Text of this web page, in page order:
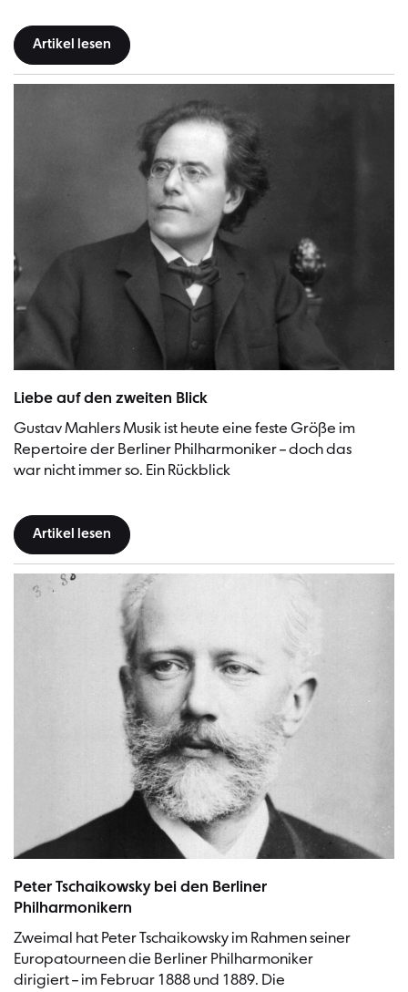
Artikel lesen
Liebe auf den zweiten Blick
Gustav Mahlers Musik ist heute eine feste Größe im
Repertoire der Berliner Philharmoniker – doch das
war nicht immer so. Ein Rückblick
Artikel lesen
Peter Tschaikowsky bei den Berliner
Philharmonikern
Zweimal hat Peter Tschaikowsky im Rahmen seiner
Europatourneen die Berliner Philharmoniker
dirigiert – im Februar 1888 und 1889. Die